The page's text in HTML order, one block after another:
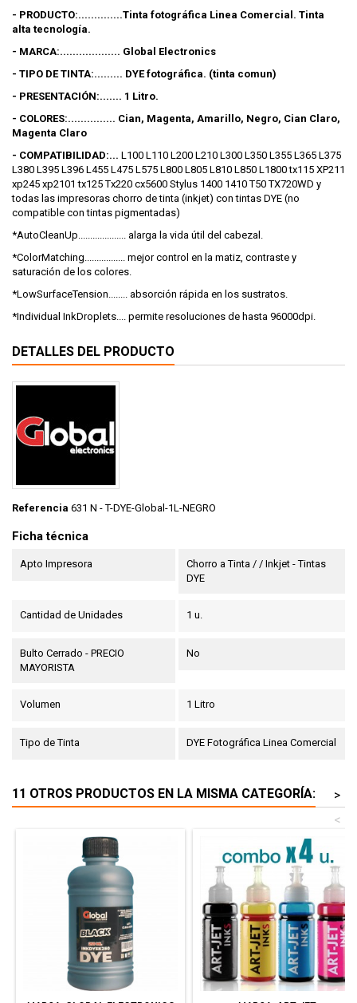
- PRODUCTO:..............Tinta fotográfica Linea Comercial. Tinta
alta tecnología.
- MARCA:................... Global Electronics
- TIPO DE TINTA:......... DYE fotográfica. (tinta comun)
- PRESENTACIÓN:....... 1 Litro.
- COLORES:............... Cian, Magenta, Amarillo, Negro, Cian Claro,
Magenta Claro
- COMPATIBILIDAD:... L100 L110 L200 L210 L300 L350 L355 L365 L375
L380 L395 L396 L455 L475 L575 L800 L805 L810 L850 L1800 tx115 XP211
xp245 xp2101 tx125 Tx220 cx5600 Stylus 1400 1410 T50 TX720WD y
todas las impresoras chorro de tinta (inkjet) con tintas DYE (no
compatible con tintas pigmentadas)
*AutoCleanUp.................... alarga la vida útil del cabezal.
*ColorMatching................. mejor control en la matiz, contraste y
saturación de los colores.
*LowSurfaceTension........ absorción rápida en los sustratos.
*Individual InkDroplets.... permite resoluciones de hasta 96000dpi.
DETALLES DEL PRODUCTO
Referencia 631 N - T-DYE-Global-1L-NEGRO
Ficha técnica
Apto Impresora
Chorro a Tinta / / Inkjet - Tintas
DYE
Cantidad de Unidades 1 u.
Bulto Cerrado - PRECIO
MAYORISTA
No
Volumen 1 Litro
Tipo de Tinta DYE Fotográfica Linea Comercial
11 OTROS PRODUCTOS EN LA MISMA CATEGORÍA:
>
<